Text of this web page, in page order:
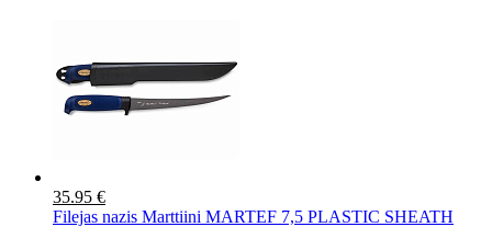
35.95 €
Filejas nazis Marttiini MARTEF 7,5 PLASTIC SHEATH